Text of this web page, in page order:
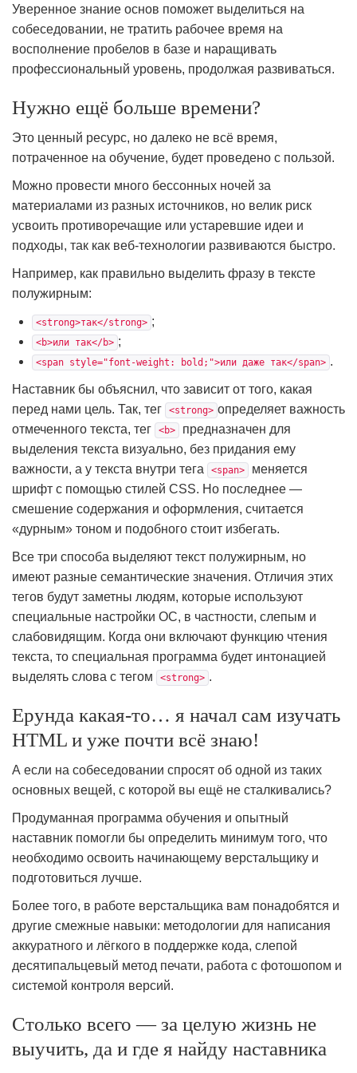
Уверенное знание основ поможет выделиться на
собеседовании, не тратить рабочее время на
восполнение пробелов в базе и наращивать
профессиональный уровень, продолжая развиваться.
Нужно ещё больше времени?
Это ценный ресурс, но далеко не всё время,
потраченное на обучение, будет проведено с пользой.
Можно провести много бессонных ночей за
материалами из разных источников, но велик риск
усвоить противоречащие или устаревшие идеи и
подходы, так как веб-технологии развиваются быстро.
Например, как правильно выделить фразу в тексте
полужирным:
<strong>так</strong> ;
<b>или так</b> ;
<span style="font-weight: bold;">или даже так</span> .
Наставник бы объяснил, что зависит от того, какая
перед нами цель. Так, тег
<strong> определяет важность
отмеченного текста, тег
<b>
предназначен для
выделения текста визуально, без придания ему
важности, а у текста внутри тега
<span>
меняется
шрифт с помощью стилей CSS. Но последнее —
смешение содержания и оформления, считается
«дурным» тоном и подобного стоит избегать.
Все три способа выделяют текст полужирным, но
имеют разные семантические значения. Отличия этих
тегов будут заметны людям, которые используют
специальные настройки ОС, в частности, слепым и
слабовидящим. Когда они включают функцию чтения
текста, то специальная программа будет интонацией
выделять слова с тегом
<strong> .
Ерунда какая-то… я начал сам изучать
HTML и уже почти всё знаю!
А если на собеседовании спросят об одной из таких
основных вещей, с которой вы ещё не сталкивались?
Продуманная программа обучения и опытный
наставник помогли бы определить минимум того, что
необходимо освоить начинающему верстальщику и
подготовиться лучше.
Более того, в работе верстальщика вам понадобятся и
другие смежные навыки: методологии для написания
аккуратного и лёгкого в поддержке кода, слепой
десятипальцевый метод печати, работа с фотошопом и
системой контроля версий.
Столько всего — за целую жизнь не
выучить, да и где я найду наставника